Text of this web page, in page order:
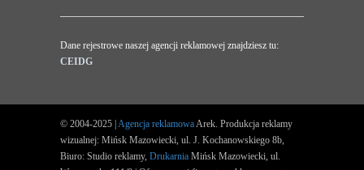
Dane rejestrowe naszej agencji reklamowej znajdziesz tu:
CEIDG
© 2004-2025 | Agencja reklamowaArek. Produkcja reklamy
wizualnej: Mińsk Mazowiecki, ul. J. Kochanowskiego 8b,
Biuro: Studio reklamy, Drukarnia Mińsk Mazowiecki, ul.